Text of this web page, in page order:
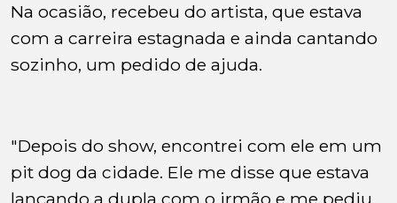
Na ocasião, recebeu do artista, que estava
com a carreira estagnada e ainda cantando
sozinho, um pedido de ajuda.
"Depois do show, encontrei com ele em um
pit dog da cidade. Ele me disse que estava